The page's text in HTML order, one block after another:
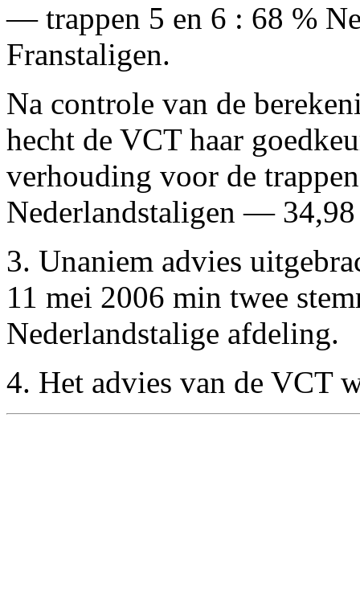
— trappen 5 en 6 : 68 %
Franstaligen.
Na controle van de
hecht de VCT haar
verhouding voor de
Nederlandstaligen —
3. Unaniem advies
11 mei 2006 min twee
Nederlandstalige afdeling.
4. Het advies van de VCT